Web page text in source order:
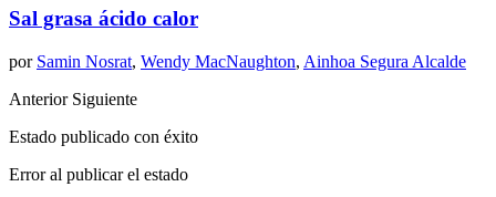
Sal grasa ácido calor
por Samin Nosrat, Wendy MacNaughton, Ainhoa Segura Alcalde
Anterior Siguiente
Estado publicado con éxito
Error al publicar el estado